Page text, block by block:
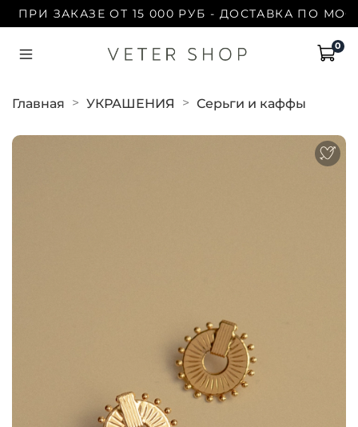
ЗАКАЗЕ ОТ 15 000 РУБ - ДОСТАВКА ПО
0
Главная УКРАШЕНИЯ Серьги и каффы